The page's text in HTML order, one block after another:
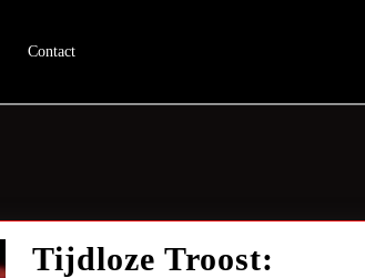
Contact
Tijdloze Troost: